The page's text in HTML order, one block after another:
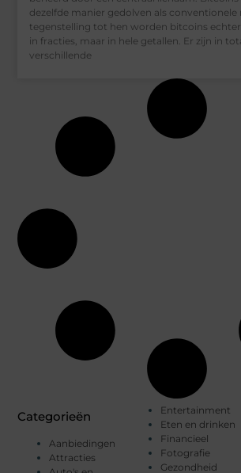
dezelfde manier gedolven als conventionele
tegenstelling tot hen worden bitcoins
in fracties, maar in hele getallen. Er zijn in
verschillende
Categorieën
Aanbiedingen
Attracties
Entertainment
Eten en drinken
Financieel
Fotografie
Gezondheid